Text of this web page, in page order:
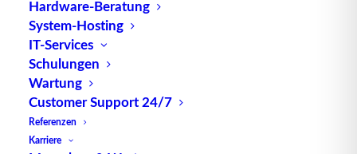
Hardware-Beratung
System-Hosting
IT-Services
Schulungen
Wartung
Customer Support 24/7
Referenzen
Karriere
Trendthemen rund um Software in der
Intralogistik. Treiber der Umfrage ist die Zeitschrift
“FM – Das Logistik-Magazin”. Simon Thomas,
Geschäftsführer TUP, stand Rede und Antwort.
Wir möchten Ihnen die Antworten nicht
vorenthalten.